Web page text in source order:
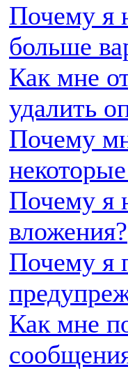
Почему я
больше
Как мне
удалить
Почему
Почему я
вложения?
Почему я
Как мне